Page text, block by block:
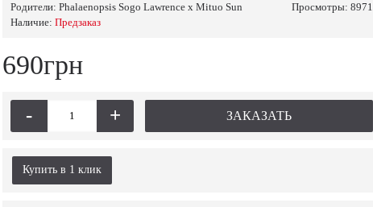
Просмотры: 8971
Родители: Phalaenopsis Sogo Lawrence x Mituo Sun
Наличие: Предзаказ
690грн
- + ЗАКАЗАТЬ
Купить в 1 клик